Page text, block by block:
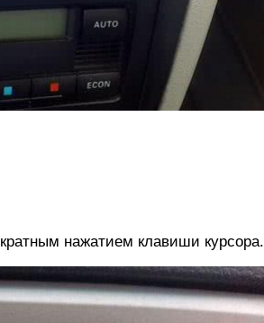
нажатием клавиши курсора.